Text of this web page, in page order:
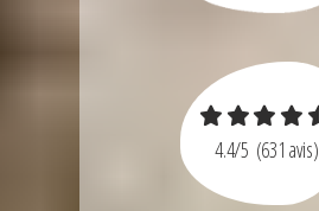
4.4/5 (631 avis)